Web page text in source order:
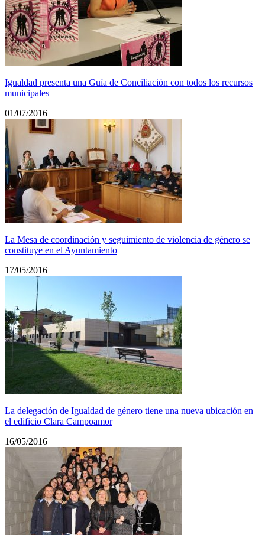
Igualdad presenta una Guía de Conciliación con todos los recursos
municipales
01/07/2016
La Mesa de coordinación y seguimiento de violencia de género se
constituye en el Ayuntamiento
17/05/2016
La delegación de Igualdad de género tiene una nueva ubicación en
el edificio Clara Campoamor
16/05/2016